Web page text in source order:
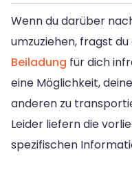
Wenn du darüber
umzuziehen, fragst
Beiladung für dich
eine Möglichkeit,
anderen zu
Leider liefern die
spezifischen